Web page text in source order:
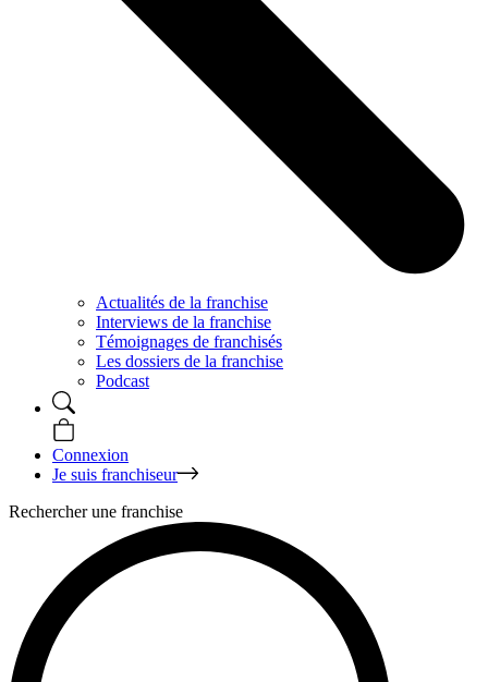
Actualités de la franchise
Interviews de la franchise
Témoignages de franchisés
Les dossiers de la franchise
Podcast
Connexion
Je suis franchiseur
Rechercher une franchise